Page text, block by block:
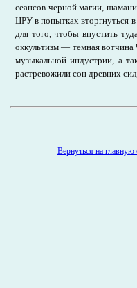
сеансов черной магии,
ЦРУ в попытках вторгнуться
для того, чтобы впустить
оккультизм — темная вотчина
музыкальной индустрии, а
растревожили сон древних